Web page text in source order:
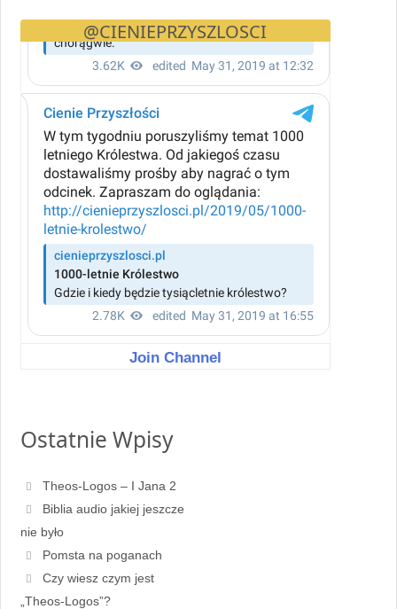
@CIENIEPRZYSZLOSCI
Join Channel
Ostatnie Wpisy
Theos-Logos – I Jana 2
Biblia audio jakiej jeszcze
nie było
Pomsta na poganach
Czy wiesz czym jest
„Theos-Logos”?